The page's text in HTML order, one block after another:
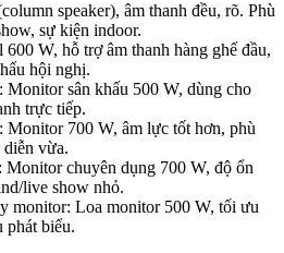
speaker), âm thanh đều, rõ. Phù
sự kiện indoor.
W, hỗ trợ âm thanh hàng ghế đầu,
hội nghị.
sân khấu 500 W, dùng cho
trực tiếp.
700 W, âm lực tốt hơn, phù
diễn vừa.
chuyên dụng 700 W, độ ổn
live show nhỏ.
monitor: Loa monitor 500 W, tối ưu
phát biểu.